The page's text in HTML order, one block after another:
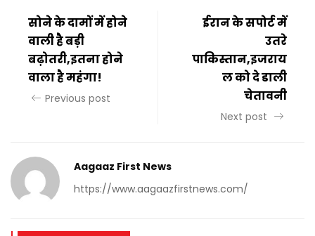
सोने के दामों में होने
वाली है बड़ी
बढ़ोतरी,इतना होने
वाला है महंगा!
Previous post
ईरान के सपोर्ट में
उतरे
पाकिस्तान,इजराय
ल को दे डाली
चेतावनी
Next post
Aagaaz First News
https://www.aagaazfirstnews.com/